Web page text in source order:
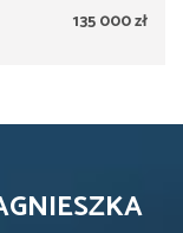
135 000 zł